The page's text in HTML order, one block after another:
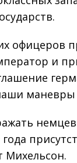
офицеров
и
маневры
Михельсон.